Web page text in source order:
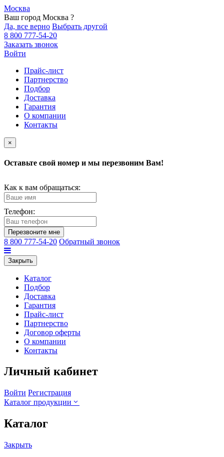
Москва
Ваш город Москва ?
Да, все верно Выбрать другой
8 800 777-54-20
Заказать звонок
Войти
Прайс-лист
Партнерство
Подбор
Доставка
Гарантия
О компании
Контакты
×
Оставьте свой номер и мы перезвоним Вам!
Как к вам обращаться:
Телефон:
Перезвоните мне
8 800 777-54-20 Обратный звонок
Закрыть
Каталог
Подбор
Доставка
Гарантия
Прайс-лист
Партнерство
Договор оферты
О компании
Контакты
Личный кабинет
Войти Регистрация
Каталог продукции
Каталог
Закрыть